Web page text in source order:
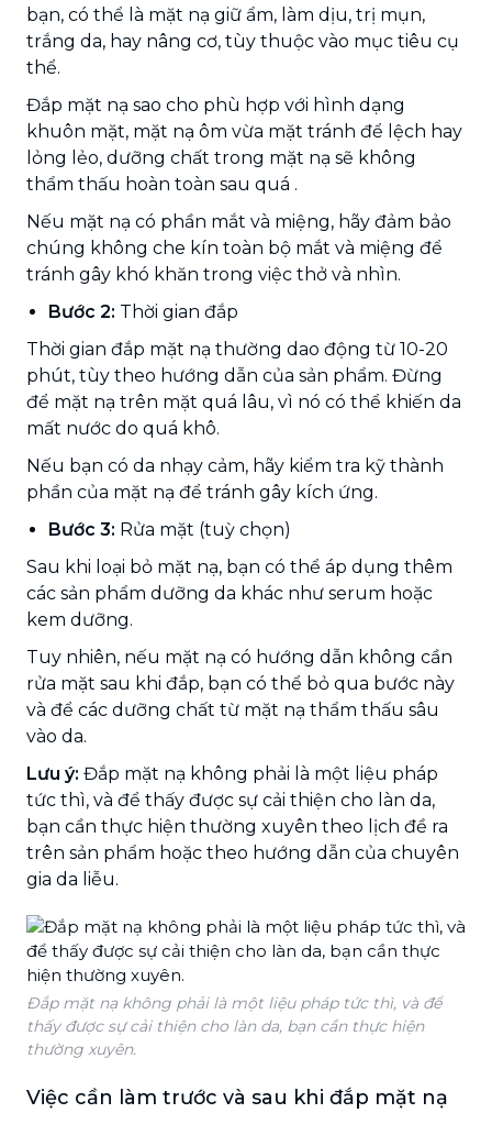
bạn, có thể là mặt nạ giữ ẩm, làm dịu, trị mụn,
trắng da, hay nâng cơ, tùy thuộc vào mục tiêu cụ
thể.
Đắp mặt nạ sao cho phù hợp với hình dạng
khuôn mặt, mặt nạ ôm vừa mặt tránh để lệch hay
lỏng lẻo, dưỡng chất trong mặt nạ sẽ không
thẩm thấu hoàn toàn sau quá .
Nếu mặt nạ có phần mắt và miệng, hãy đảm bảo
chúng không che kín toàn bộ mắt và miệng để
tránh gây khó khăn trong việc thở và nhìn.
Bước 2: Thời gian đắp
Thời gian đắp mặt nạ thường dao động từ 10-20
phút, tùy theo hướng dẫn của sản phẩm. Đừng
để mặt nạ trên mặt quá lâu, vì nó có thể khiến da
mất nước do quá khô.
Nếu bạn có da nhạy cảm, hãy kiểm tra kỹ thành
phần của mặt nạ để tránh gây kích ứng.
Bước 3: Rửa mặt (tuỳ chọn)
Sau khi loại bỏ mặt nạ, bạn có thể áp dụng thêm
các sản phẩm dưỡng da khác như serum hoặc
kem dưỡng.
Tuy nhiên, nếu mặt nạ có hướng dẫn không cần
rửa mặt sau khi đắp, bạn có thể bỏ qua bước này
và để các dưỡng chất từ mặt nạ thẩm thấu sâu
vào da.
Lưu ý: Đắp mặt nạ không phải là một liệu pháp
tức thì, và để thấy được sự cải thiện cho làn da,
bạn cần thực hiện thường xuyên theo lịch đề ra
trên sản phẩm hoặc theo hướng dẫn của chuyên
gia da liễu.
Đắp mặt nạ không phải là một liệu pháp tức thì, và để
thấy được sự cải thiện cho làn da, bạn cần thực hiện
thường xuyên.
Việc cần làm trước và sau khi đắp mặt nạ